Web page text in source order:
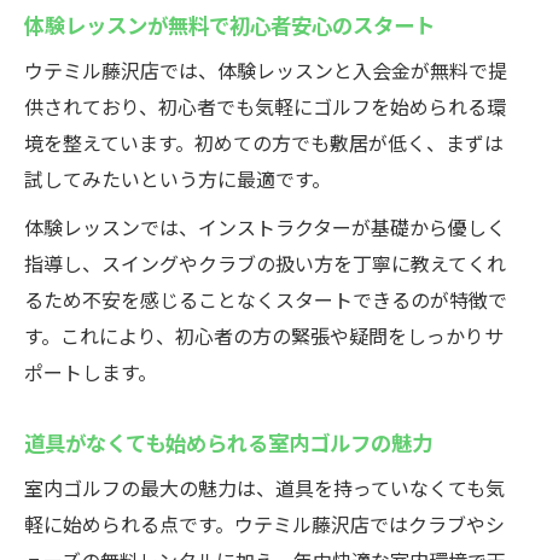
体験レッスンが無料で初心者安心のスタート
ウテミル藤沢店では、体験レッスンと入会金が無料で提
供されており、初心者でも気軽にゴルフを始められる環
境を整えています。初めての方でも敷居が低く、まずは
試してみたいという方に最適です。
体験レッスンでは、インストラクターが基礎から優しく
指導し、スイングやクラブの扱い方を丁寧に教えてくれ
るため不安を感じることなくスタートできるのが特徴で
す。これにより、初心者の方の緊張や疑問をしっかりサ
ポートします。
道具がなくても始められる室内ゴルフの魅力
室内ゴルフの最大の魅力は、道具を持っていなくても気
軽に始められる点です。ウテミル藤沢店ではクラブやシ